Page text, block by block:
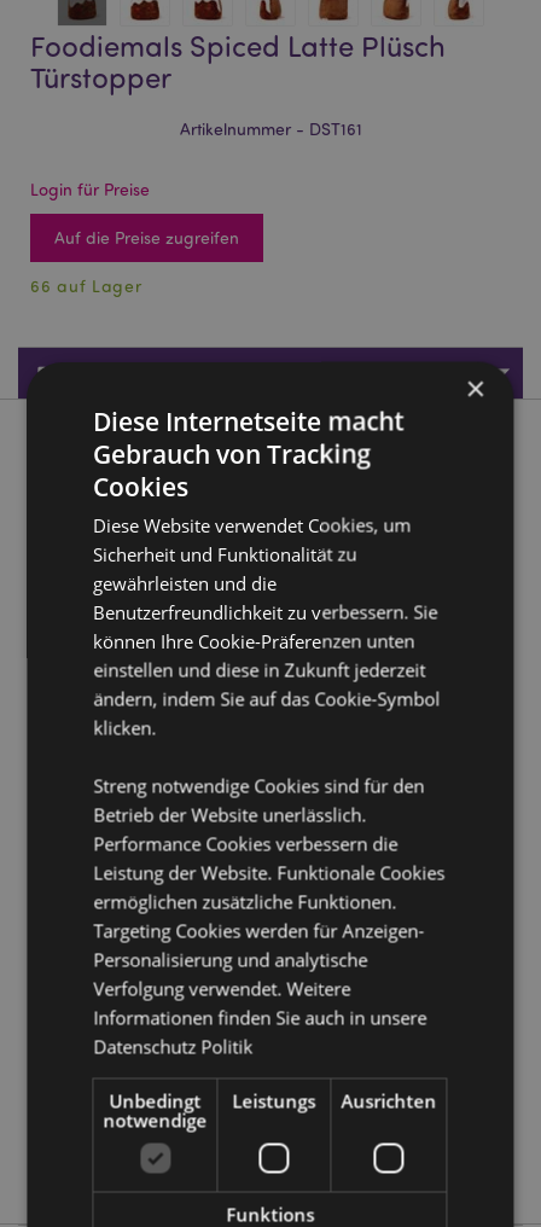
Foodiemals Spiced Latte Plüsch
Türstopper
Artikelnummer - DST161
Login für Preise
Auf die Preise zugreifen
66 auf Lager
Produktdaten
Produktbeschreibung
Material:
Hülle - 100% Polyester, Füllung - 50/50 Sand
und Polyester
Produktinformation: Nur für den Innenbereich
Pflegehinweis:Nur mit einem feuchten Tuch
abwischen
Produkttressourcen:
Möchten Sie mehr über den Einkauf bei Puckator
erfahren?
Dann lesen Sie unseren
Leitfaden für
Kundeninformationen.
Produktattribute
Information
Höhe 22cm Breite 15cm Tiefe 11cm
5055071795893
1.189000
Keine
Foodiemals
×
Diese Internetseite macht
Gebrauch von Tracking
Cookies
Diese Website verwendet Cookies, um
Sicherheit und Funktionalität zu
gewährleisten und die
Benutzerfreundlichkeit zu verbessern. Sie
können Ihre Cookie-Präferenzen unten
einstellen und diese in Zukunft jederzeit
ändern, indem Sie auf das Cookie-Symbol
klicken.
Streng notwendige Cookies sind für den
Betrieb der Website unerlässlich.
Performance Cookies verbessern die
Leistung der Website. Funktionale Cookies
ermöglichen zusätzliche Funktionen.
Targeting Cookies werden für Anzeigen-
Personalisierung und analytische
Verfolgung verwendet. Weitere
Informationen finden Sie auch in unsere
Datenschutz Politik
Unbedingt
notwendige
Leistungs Ausrichten
Funktions